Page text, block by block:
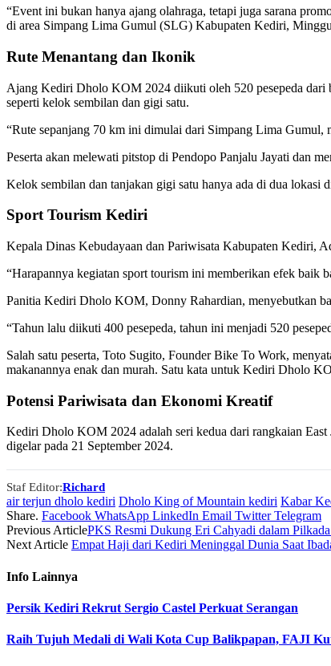
“Event ini bukan hanya ajang olahraga, tetapi juga sarana
di area Simpang Lima Gumul (SLG) Kabupaten Kediri,
Rute Menantang dan Ikonik
Ajang Kediri Dholo KOM 2024 diikuti oleh 520 pesepeda dari
seperti kelok sembilan dan gigi satu.
“Rute sepanjang 70 km ini dimulai dari Simpang Lima
Peserta akan melewati pitstop di Pendopo Panjalu Jayati dan
Kelok sembilan dan tanjakan gigi satu hanya ada di dua lokasi
Sport Tourism Kediri
Kepala Dinas Kebudayaan dan Pariwisata Kabupaten Kediri,
“Harapannya kegiatan sport tourism ini memberikan efek
Panitia Kediri Dholo KOM, Donny Rahardian, menyebutkan
“Tahun lalu diikuti 400 pesepeda, tahun ini menjadi 520
Salah satu peserta, Toto Sugito, Founder Bike To Work,
makanannya enak dan murah. Satu kata untuk Kediri Dholo
Potensi Pariwisata dan Ekonomi Kreatif
Kediri Dholo KOM 2024 adalah seri kedua dari rangkaian
digelar pada 21 September 2024.
Staf Editor:Richard
air terjun dholo kediri Dholo King of Mountain kediri Kabar
Share. Facebook WhatsApp LinkedIn Email Twitter Telegram
Previous ArticlePKS Resmi Dukung Eri Cahyadi dalam
Next Article Empat Haji dari Kediri Meninggal Dunia Saat
Info Lainnya
Persik Kediri Rekrut Sergio Castel Perkuat Serangan
Raih Tujuh Medali di Wali Kota Cup Balikpapan, FAJI